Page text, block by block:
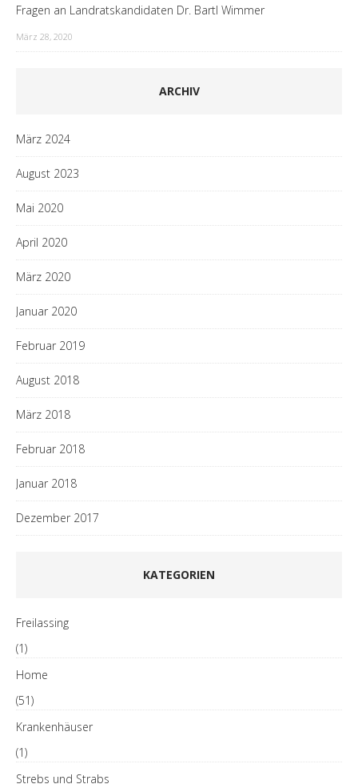
Fragen an Landratskandidaten Dr. Bartl Wimmer
März 28, 2020
ARCHIV
März 2024
August 2023
Mai 2020
April 2020
März 2020
Januar 2020
Februar 2019
August 2018
März 2018
Februar 2018
Januar 2018
Dezember 2017
KATEGORIEN
Freilassing
(1)
Home
(51)
Krankenhäuser
(1)
Strebs und Strabs